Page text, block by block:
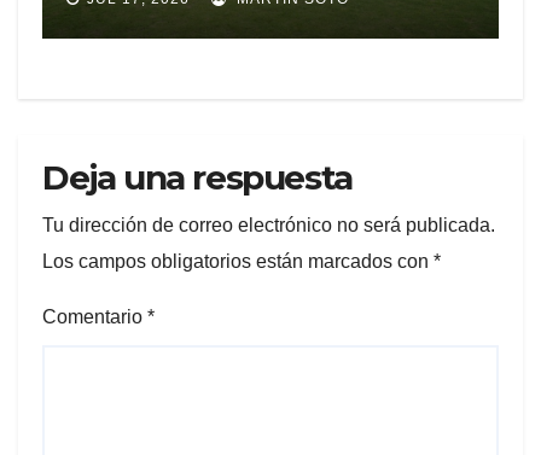
REPRESENTAR A ECUADOR
EN EXPERIENCIA
Deja una respuesta
Tu dirección de correo electrónico no será publicada.
Los campos obligatorios están marcados con *
Comentario *